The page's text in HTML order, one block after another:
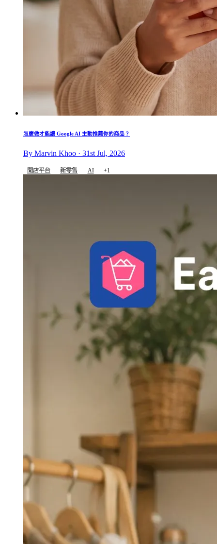
怎麼做才能讓 Google AI 主動推薦你的商品？
By Marvin Khoo · 31st Jul, 2026
開店平台 新零售 AI +1